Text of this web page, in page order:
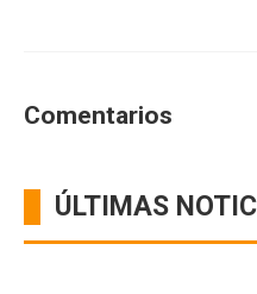
Comentarios
ÚLTIMAS